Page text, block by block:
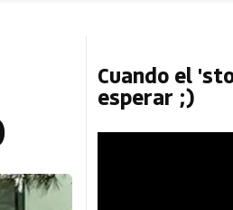
Cuando el
esperar ;)